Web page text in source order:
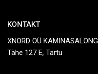
KONTAKT
XNORD OÜ KAMINASALONG
Tähe 127 E, Tartu